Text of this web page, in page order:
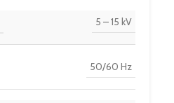
5 – 15 kV
50/60 Hz